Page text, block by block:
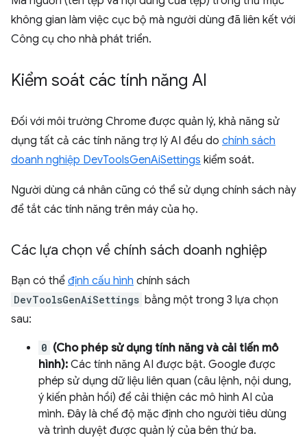
không gian làm việc cục bộ mà người dùng đã liên kết với
Công cụ cho nhà phát triển.
Kiểm soát các tính năng AI
Đối với môi trường Chrome được quản lý, khả năng sử
dụng tất cả các tính năng trợ lý AI đều do chính sách
doanh nghiệp DevToolsGenAiSettings kiểm soát.
Người dùng cá nhân cũng có thể sử dụng chính sách này
để tắt các tính năng trên máy của họ.
Các lựa chọn về chính sách doanh nghiệp
Bạn có thể định cấu hình chính sách
DevToolsGenAiSettings bằng một trong 3 lựa chọn
sau:
0 (Cho phép sử dụng tính năng và cải tiến mô
hình): Các tính năng AI được bật. Google được
phép sử dụng dữ liệu liên quan (câu lệnh, nội dung,
ý kiến phản hồi) để cải thiện các mô hình AI của
mình. Đây là chế độ mặc định cho người tiêu dùng
và trình duyệt được quản lý của bên thứ ba.